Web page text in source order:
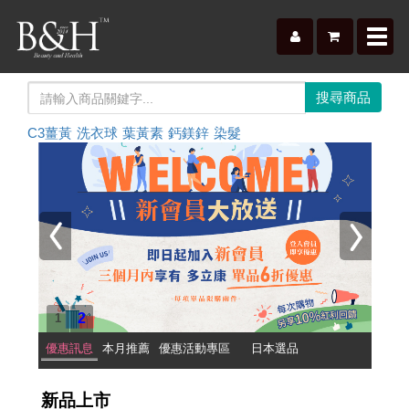
C3薑黃 洗衣球 葉黃素 鈣鎂鋅 染髮
1 2
優惠訊息 本月推薦 優惠活動專區 日本選品
新品上市